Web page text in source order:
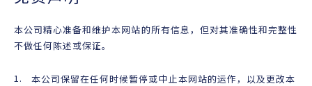
本公司精心准备和维护本网站的所有信息，但对其准确性和完整性
不做任何陈述或保证。
本公司保留在任何时候暂停或中止本网站的运作，以及更改本